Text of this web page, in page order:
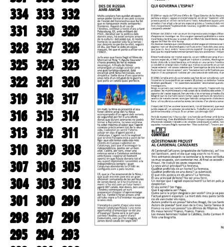
334 333 332
331 330 329
328 327 326
325 324 323
322 321 320
319 318 317
316 315 314
313 312 311
310 309 308
307 306 305
304 303 302
301 300 299
298 297 296
295 294 293